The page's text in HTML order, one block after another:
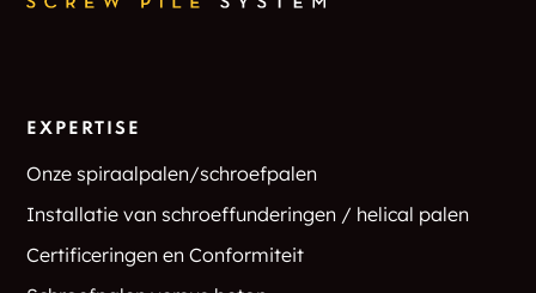
EXPERTISE
Onze spiraalpalen/schroefpalen
Installatie van schroeffunderingen / helical palen
Certificeringen en Conformiteit